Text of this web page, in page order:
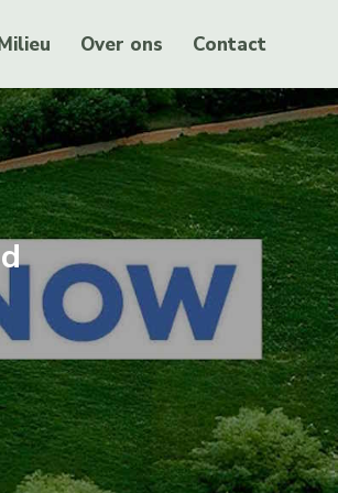
Over ons Contact